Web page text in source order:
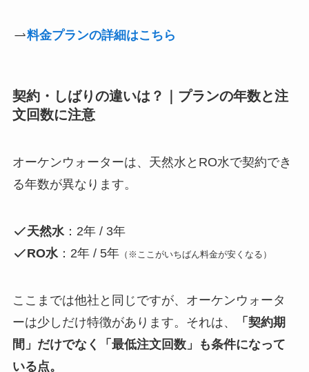
料金プランの詳細はこちら
契約・しばりの違いは？｜プランの年数と注
文回数に注意
オーケンウォーターは、天然水とRO水で契約でき
る年数が異なります。
天然水 ：2年 / 3年
RO水 ：2年 / 5年 （※ここがいちばん料金が安くなる）
ここまでは他社と同じですが、オーケンウォータ
ーは少しだけ特徴があります。それは、
「契約期
間」だけでなく「最低注文回数」も条件になって
いる点。